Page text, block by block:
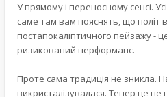
У прямому і переносному сенсі.
саме там вам пояснять, що політ
постапокаліптичного пейзажу -
ризикований перформанс.
Проте сама традиція не зникла.
викристалізувалася. Тепер це не